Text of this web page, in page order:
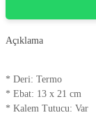
Açıklama
* Deri: Termo
* Ebat: 13 x 21 cm
* Kalem Tutucu: Var